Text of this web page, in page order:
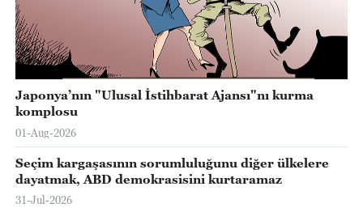
Japonya’nın "Ulusal İstihbarat Ajansı"nı kurma
komplosu
01-Aug-2026
Seçim kargaşasının sorumluluğunu diğer ülkelere
dayatmak, ABD demokrasisini kurtaramaz
31-Jul-2026